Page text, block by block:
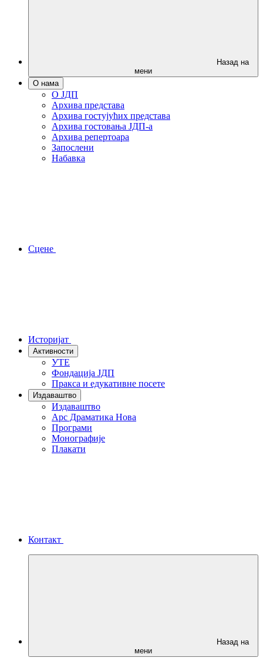
Назад на
мени
О нама
О ЈДП
Архива представа
Архива гостујућих представа
Архива гостовања ЈДП-а
Архива репертоара
Запослени
Набавка
Сцене
Историјат
Активности
УТЕ
Фондација ЈДП
Пракса и едукативне посете
Издаваштво
Издаваштво
Арс Драматика Нова
Програми
Монографије
Плакати
Контакт
Назад на
мени